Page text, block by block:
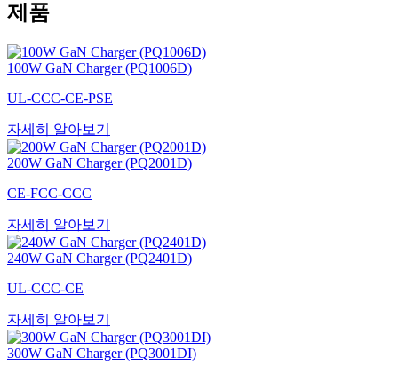
제품
100W GaN Charger (PQ1006D)
UL-CCC-CE-PSE
자세히 알아보기
200W GaN Charger (PQ2001D)
CE-FCC-CCC
자세히 알아보기
240W GaN Charger (PQ2401D)
UL-CCC-CE
자세히 알아보기
300W GaN Charger (PQ3001DI)